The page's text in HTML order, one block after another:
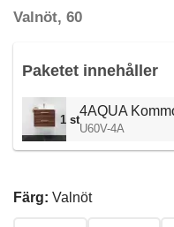
Valnöt, 60
Paketet innehåller
1 st
4AQUA
U60V-4A
Färg: Valnöt